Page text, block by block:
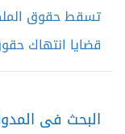
تسقط حقوق
قضايا انتهاك
البحث فى